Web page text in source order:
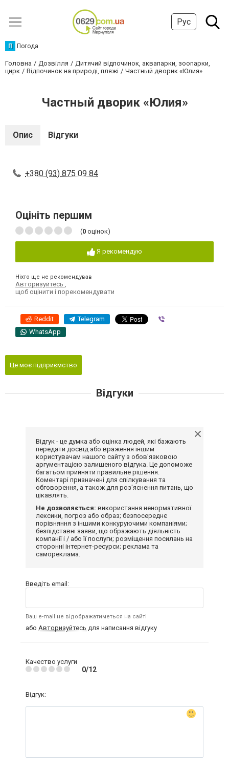
Рус
П Погода
Головна Дозвілля
Дитячий відпочинок, аквапарки, зоопарки,
цирк
Відпочинок на природі, пляжі Частный дворик «Юлия»
Частный дворик «Юлия»
Опис Відгуки
+380 (93) 875 09 84
Оцініть першим
(0 оцінок)
Я рекомендую
Ніхто ще не рекомендував
Авторизуйтесь
щоб оцінити і порекомендувати
Reddit Telegram
WhatsApp
Це моє підприємство
Відгуки
Відгук - це думка або оцінка людей, які бажають
передати досвід або враження іншим
користувачам нашого сайту з обов'язковою
аргументацією залишеного відгука. Це допоможе
багатьом прийняти правильне рішення.
Коментарі призначені для спілкування та
обговорення, а також для роз'яснення питань, що
цікавлять.
Не дозволяється: використання ненормативної
лексики, погроз або образ; безпосереднє
порівняння з іншими конкуруючими компаніями;
безпідставні заяви, що ображають діяльність
компанії і / або її послуги; розміщення посилань на
сторонні інтернет-ресурси; реклама та
самореклама.
Введіть email:
Ваш e-mail не відображатиметься на сайті
або Авторизуйтесь для написання відгуку
Качество услуги
0/12
Відгук: